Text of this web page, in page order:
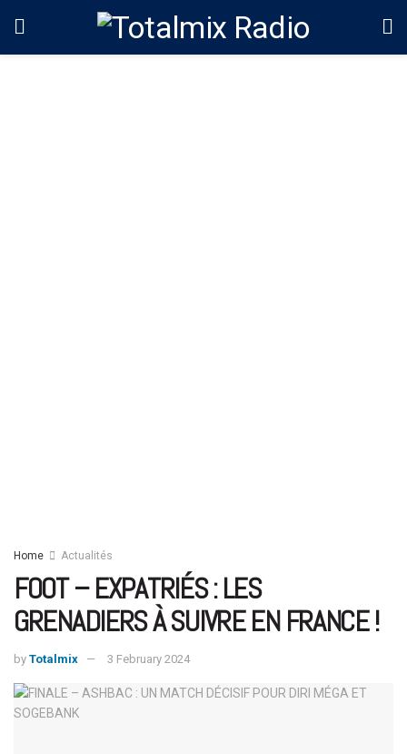
Home Actualités
FOOT – EXPATRIÉS : LES
GRENADIERS À SUIVRE EN FRANCE !
by Totalmix 3 February 2024